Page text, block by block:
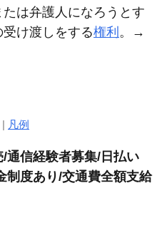
たは弁護人になろうとす
受け渡しをする権利 。→
| 凡例
通信経験者募集/日払い
制度あり/交通費全額支給